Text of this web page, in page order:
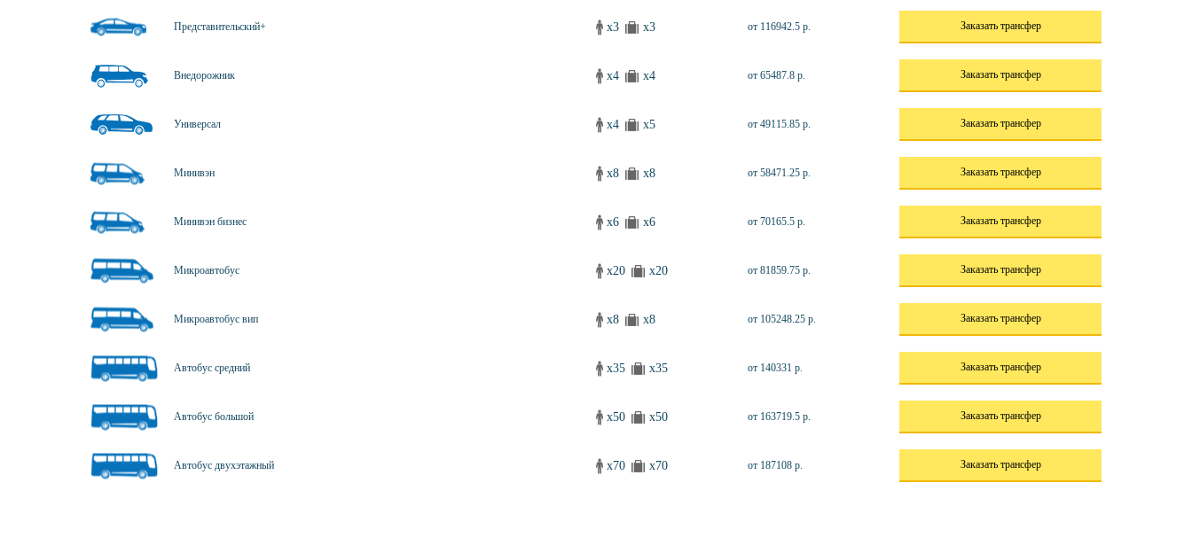
Представительский+ x3 x3 от 116942.5 р. Заказать трансфер
Внедорожник x4 x4 от 65487.8 р. Заказать трансфер
Универсал x4 x5 от 49115.85 р. Заказать трансфер
Минивэн x8 x8 от 58471.25 р. Заказать трансфер
Минивэн бизнес x6 x6 от 70165.5 р. Заказать трансфер
Микроавтобус x20 x20 от 81859.75 р. Заказать трансфер
Микроавтобус вип x8 x8 от 105248.25 р. Заказать трансфер
Автобус средний x35 x35 от 140331 р. Заказать трансфер
Автобус большой x50 x50 от 163719.5 р. Заказать трансфер
Автобус двухэтажный x70 x70 от 187108 р. Заказать трансфер